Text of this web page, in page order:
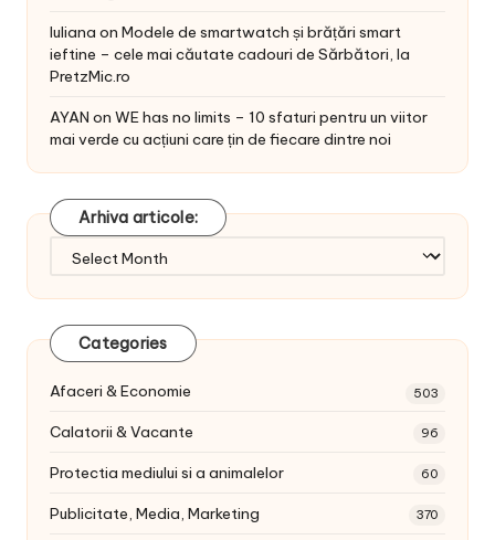
Iuliana on Modele de smartwatch și brățări smart
ieftine – cele mai căutate cadouri de Sărbători, la
PretzMic.ro
AYAN on WE has no limits – 10 sfaturi pentru un viitor
mai verde cu acțiuni care țin de fiecare dintre noi
Arhiva articole:
Categories
Afaceri & Economie 503
Calatorii & Vacante 96
Protectia mediului si a animalelor 60
Publicitate, Media, Marketing 370